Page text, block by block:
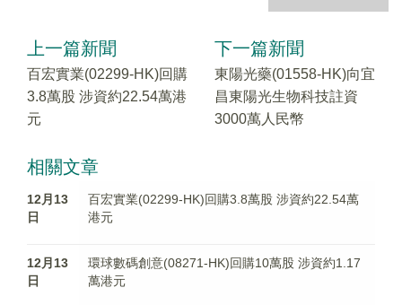
上一篇新聞
百宏實業(02299-HK)回購
3.8萬股 涉資約22.54萬港
元
下一篇新聞
東陽光藥(01558-HK)向宜
昌東陽光生物科技註資
3000萬人民幣
相關文章
12月13
日
百宏實業(02299-HK)回購3.8萬股 涉資約22.54萬
港元
12月13
日
環球數碼創意(08271-HK)回購10萬股 涉資約1.17
萬港元